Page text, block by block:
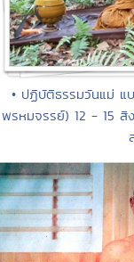
• ปฏิบัติธรรมวันแม่ แ
พรหมจรรย์) 12 - 15